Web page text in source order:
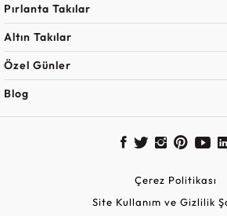
Pırlanta Takılar
Altın Takılar
Özel Günler
Blog
Çerez Politikası
Site Kullanım ve Gizlilik